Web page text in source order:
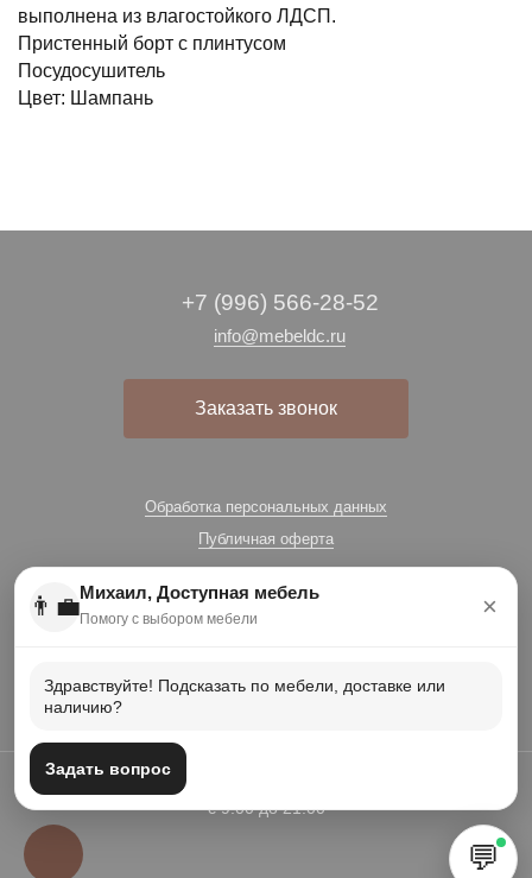
выполнена из влагостойкого ЛДСП.
Пристенный борт с плинтусом
Посудосушитель
Цвет: Шампань
+7 (996) 566-28-52
info@mebeldc.ru
Заказать звонок
Обработка персональных данных
Публичная оферта
Есть вопросы? Звоните: +7 (996) 566-28-52 Работаем для вас
с 9:00 до 21:00
👨‍💼Михаил, Доступная мебель
Помогу с выбором мебели ×
Здравствуйте! Подсказать по мебели, доставке или
наличию?
Задать вопрос
💬